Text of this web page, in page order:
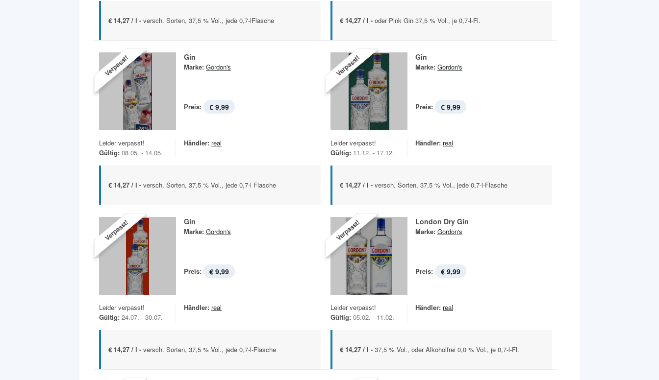
€ 14,27 / l - versch. Sorten, 37,5 % Vol., jede 0,7-lFlasche € 14,27 / l - oder Pink Gin 37,5 % Vol., je 0,7-l-Fl.
Verpasst! Gin
Marke: Gordon's
Preis: € 9,99
Leider verpasst!
Gültig: 08.05. - 14.05.
Händler: real
€ 14,27 / l - versch. Sorten, 37,5 % Vol., jede 0,7-l Flasche
Verpasst! Gin
Marke: Gordon's
Preis: € 9,99
Leider verpasst!
Gültig: 11.12. - 17.12.
Händler: real
€ 14,27 / l - versch. Sorten, 37,5 % Vol., jede 0,7-l-Flasche
Verpasst! Gin
Marke: Gordon's
Preis: € 9,99
Leider verpasst!
Gültig: 24.07. - 30.07.
Händler: real
€ 14,27 / l - versch. Sorten, 37,5 % Vol., jede 0,7-l-Flasche
Verpasst! London Dry Gin
Marke: Gordon's
Preis: € 9,99
Leider verpasst!
Gültig: 05.02. - 11.02.
Händler: real
€ 14,27 / l - 37,5 % Vol., oder Alkoholfrei 0,0 % Vol., je 0,7-l-Fl.